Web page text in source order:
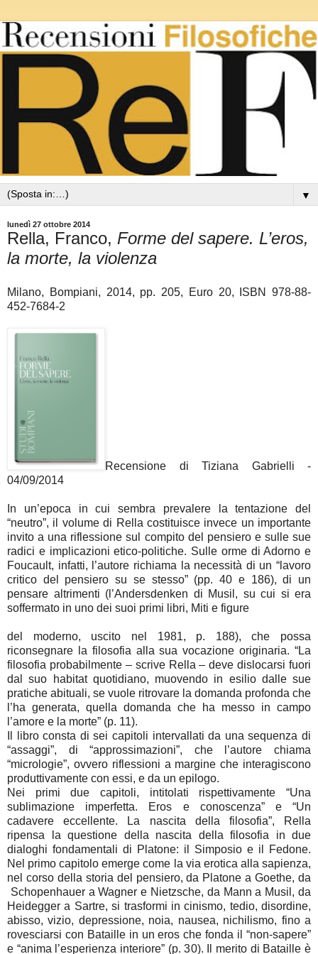
▼
lunedì 27 ottobre 2014
Rella, Franco, Forme del sapere. L’eros,
la morte, la violenza
Milano, Bompiani, 2014, pp. 205, Euro 20, ISBN 978-88-
452-7684-2
Recensione di Tiziana Gabrielli -
04/09/2014
In un’epoca in cui sembra prevalere la tentazione del
“neutro”, il volume di Rella costituisce invece un importante
invito a una riflessione sul compito del pensiero e sulle sue
radici e implicazioni etico-politiche. Sulle orme di Adorno e
Foucault, infatti, l’autore richiama la necessità di un “lavoro
critico del pensiero su se stesso” (pp. 40 e 186), di un
pensare altrimenti (l’Andersdenken di Musil, su cui si era
soffermato in uno dei suoi primi libri, Miti e figure
del moderno, uscito nel 1981, p. 188), che possa
riconsegnare la filosofia alla sua vocazione originaria. “La
filosofia probabilmente – scrive Rella – deve dislocarsi fuori
dal suo habitat quotidiano, muovendo in esilio dalle sue
pratiche abituali, se vuole ritrovare la domanda profonda che
l’ha generata, quella domanda che ha messo in campo
l’amore e la morte” (p. 11).
Il libro consta di sei capitoli intervallati da una sequenza di
“assaggi”, di “approssimazioni”, che l’autore chiama
“micrologie”, ovvero riflessioni a margine che interagiscono
produttivamente con essi, e da un epilogo.
Nei primi due capitoli, intitolati rispettivamente “Una
sublimazione imperfetta. Eros e conoscenza” e “Un
cadavere eccellente. La nascita della filosofia”, Rella
ripensa la questione della nascita della filosofia in due
dialoghi fondamentali di Platone: il Simposio e il Fedone.
Nel primo capitolo emerge come la via erotica alla sapienza,
nel corso della storia del pensiero, da Platone a Goethe, da
Schopenhauer a Wagner e Nietzsche, da Mann a Musil, da
Heidegger a Sartre, si trasformi in cinismo, tedio, disordine,
abisso, vizio, depressione, noia, nausea, nichilismo, fino a
rovesciarsi con Bataille in un eros che fonda il “non-sapere”
e “anima l’esperienza interiore” (p. 30). Il merito di Bataille è